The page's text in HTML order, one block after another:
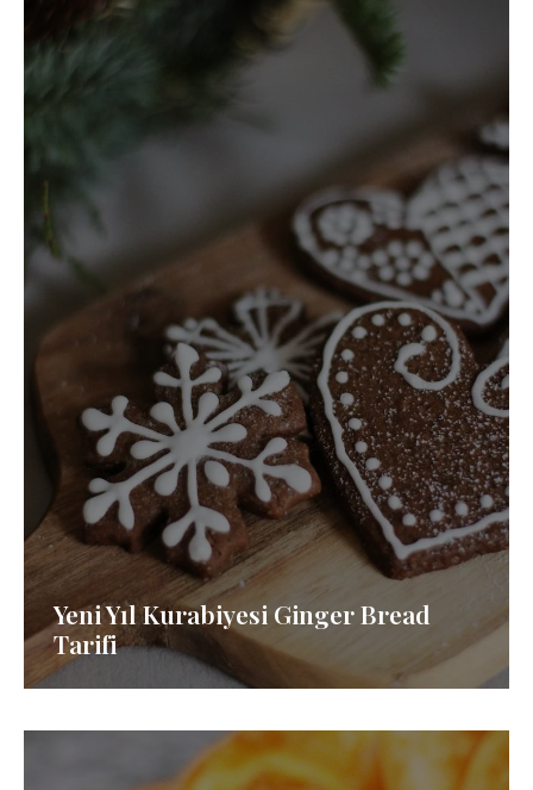
Yeni Yıl Kurabiyesi Ginger Bread
Tarifi